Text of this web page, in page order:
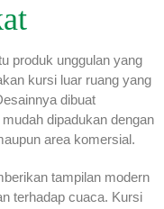
produk unggulan yang
kursi luar ruang yang
dibuat
dipadukan dengan
area komersial.
tampilan modern
terhadap cuaca. Kursi